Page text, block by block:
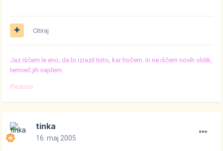
Citiraj
Jaz iščem le eno; da bi izrazil tisto, kar hočem. In ne iščem novih oblik,
temveč jih najdem.
Picasso
tinka
16. maj 2005